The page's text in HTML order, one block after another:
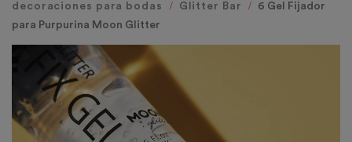
decoraciones para bodas Glitter Bar
6 Gel Fijador
para Purpurina Moon Glitter